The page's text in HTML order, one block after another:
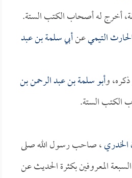
أخرج له أصحاب الكتب الستة.
التيميعنأبي سلمة بن عبد
وأبو سلمة بن عبد الرحمن بن
الكتب الستة.
، صاحب رسول الله صلى
المعروفين بكثرة الحديث عن